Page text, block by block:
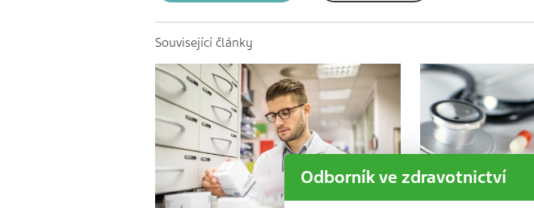
Související články
Odborník ve zdravotnictví